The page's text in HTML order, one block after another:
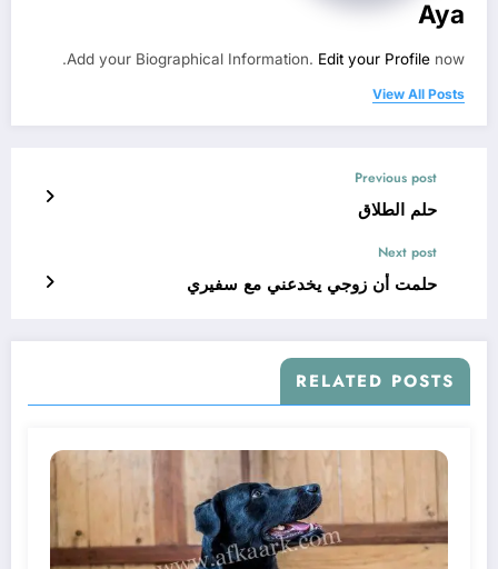
Aya
Add your Biographical Information. Edit your Profile now.
View All Posts
Previous post
حلم الطلاق
Next post
حلمت أن زوجي يخدعني مع سفيري
RELATED POSTS